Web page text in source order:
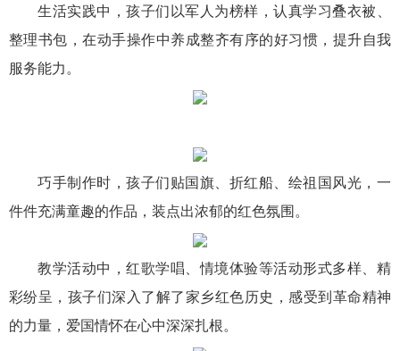
生活实践中，孩子们以军人为榜样，认真学习叠衣被、
整理书包，在动手操作中养成整齐有序的好习惯，提升自我
服务能力。
巧手制作时，孩子们贴国旗、折红船、绘祖国风光，一
件件充满童趣的作品，装点出浓郁的红色氛围。
教学活动中，红歌学唱、情境体验等活动形式多样、精
彩纷呈，孩子们深入了解了家乡红色历史，感受到革命精神
的力量，爱国情怀在心中深深扎根。